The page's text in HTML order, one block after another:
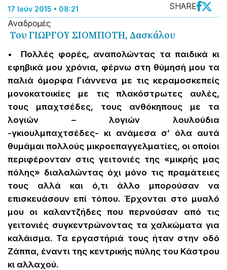
17 Ιούν 2015 • 08:21
SHARE
Αναδρομές
Του ΓΙΩΡΓΟΥ ΣΙΟΜΠΟΤΗ, Δασκάλου
• Πολλές φορές, αναπολώντας τα παιδικά κι
εφηβικά μου χρόνια, φέρνω στη θύμησή μου τα
παλιά όμορφα Γιάννενα με τις κεραμοσκεπείς
μονοκατοικίες με τις πλακόστρωτες αυλές,
τους μπαχτσέδες, τους ανθόκηπους με τα
λογιών – λογιών λουλούδια
-γκιουλμπαχτσέδες- κι ανάμεσα σ’ όλα αυτά
θυμάμαι πολλούς μικροεπαγγελματίες, οι οποίοι
περιφέρονταν στις γειτονιές της «μικρής μας
πόλης» διαλαλώντας όχι μόνο τις πραμάτειες
τους αλλά και ό,τι άλλο μπορούσαν να
επισκευάσουν επί τόπου. Έρχονται στο μυαλό
μου οι καλαντζήδες που περνούσαν από τις
γειτονιές συγκεντρώνοντας τα χαλκώματα για
καλάισμα. Τα εργαστήριά τους ήταν στην οδό
Ζάππα, έναντι της κεντρικής πύλης του Κάστρου
κι αλλαχού.